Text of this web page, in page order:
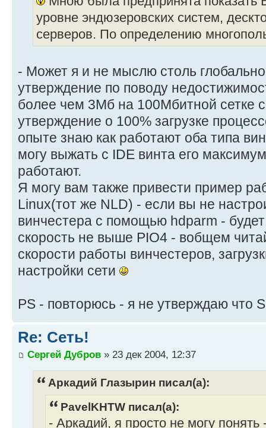
уровне эндюзеровских систем,
серверов. По определению
- Может я и не мыслю столь
утверждение по поводу
более чем 3Мб на 100Мбитной сетке
утверждение о 100% загрузке
опыте знаю как работают оба типа
могу выжать с IDE винта его
работают.
Я могу вам также привести пример
Linux(тот же NLD) - если вы не
винчестера с помощью hdparm - будет
скорость не выше PIO4 - вобщем
скорости работы винчестеров,
настройки сети
PS - повторюсь - я не утверждаю что
Re: Сеть!
Сергей Дубров » 23 дек 2004, 12:37
Аркадий Глазырин писал(а):
PavelKHTW писал(а):
- Аркадий, я просто не могу понять